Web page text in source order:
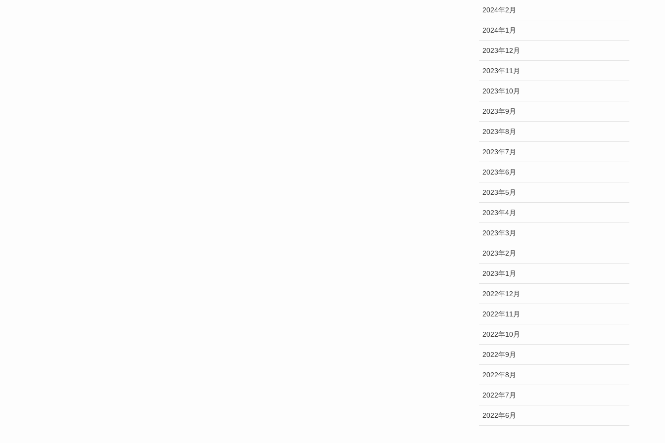
2024年2月
2024年1月
2023年12月
2023年11月
2023年10月
2023年9月
2023年8月
2023年7月
2023年6月
2023年5月
2023年4月
2023年3月
2023年2月
2023年1月
2022年12月
2022年11月
2022年10月
2022年9月
2022年8月
2022年7月
2022年6月